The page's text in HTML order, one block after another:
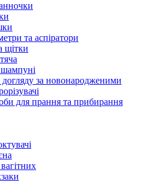
та аспіратори
щітки
за новонародженими
для прання та прибирання